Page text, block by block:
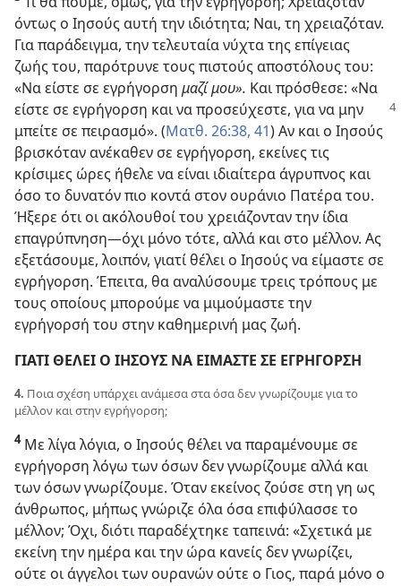
όντως ο Ιησούς αυτή την ιδιότητα; Ναι, τη χρειαζόταν.
Για παράδειγμα, την τελευταία νύχτα της επίγειας
ζωής του, παρότρυνε τους πιστούς αποστόλους του:
«Να είστε σε εγρήγορση μαζί μου». Και πρόσθεσε: «Να
είστε σε εγρήγορση και να προσεύχεστε, για να μην
μπείτε σε πειρασμό». (Ματθ. 26:38, 41) Αν και ο Ιησούς
βρισκόταν ανέκαθεν σε εγρήγορση, εκείνες τις
κρίσιμες ώρες ήθελε να είναι ιδιαίτερα άγρυπνος και
όσο το δυνατόν πιο κοντά στον ουράνιο Πατέρα του.
Ήξερε ότι οι ακόλουθοί του χρειάζονταν την ίδια
επαγρύπνηση​—όχι μόνο τότε, αλλά και στο μέλλον. Ας
εξετάσουμε, λοιπόν, γιατί θέλει ο Ιησούς να είμαστε σε
εγρήγορση. Έπειτα, θα αναλύσουμε τρεις τρόπους με
τους οποίους μπορούμε να μιμούμαστε την
εγρήγορσή του στην καθημερινή μας ζωή.
ΓΙΑΤΙ ΘΕΛΕΙ Ο ΙΗΣΟΥΣ ΝΑ ΕΙΜΑΣΤΕ ΣΕ ΕΓΡΗΓΟΡΣΗ
4. Ποια σχέση υπάρχει ανάμεσα στα όσα δεν γνωρίζουμε για το
μέλλον και στην εγρήγορση;
4Με λίγα λόγια, ο Ιησούς θέλει να παραμένουμε σε
εγρήγορση λόγω των όσων δεν γνωρίζουμε αλλά και
των όσων γνωρίζουμε. Όταν εκείνος ζούσε στη γη ως
άνθρωπος, μήπως γνώριζε όλα όσα επιφύλασσε το
μέλλον; Όχι, διότι παραδέχτηκε ταπεινά: «Σχετικά με
εκείνη την ημέρα και την ώρα κανείς δεν γνωρίζει,
ούτε οι άγγελοι των ουρανών ούτε ο Γιος, παρά μόνο ο